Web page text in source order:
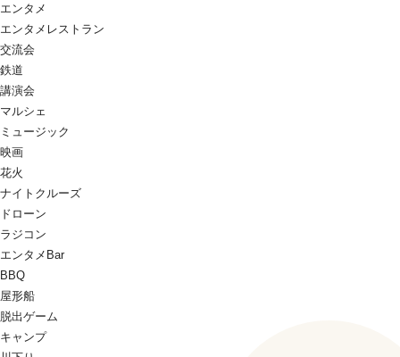
エンタメ
エンタメレストラン
交流会
鉄道
講演会
マルシェ
ミュージック
映画
花火
ナイトクルーズ
ドローン
ラジコン
エンタメBar
BBQ
屋形船
脱出ゲーム
キャンプ